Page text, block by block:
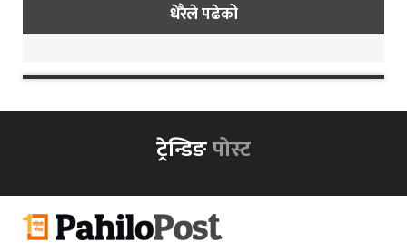
धेरैले पढेको
ट्रेन्डिङपोस्ट